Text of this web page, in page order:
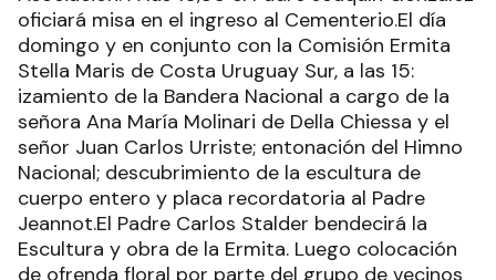
oficiará misa en el ingreso al Cementerio.El día
domingo y en conjunto con la Comisión Ermita
Stella Maris de Costa Uruguay Sur, a las 15:
izamiento de la Bandera Nacional a cargo de la
señora Ana María Molinari de Della Chiessa y el
señor Juan Carlos Urriste; entonación del Himno
Nacional; descubrimiento de la escultura de
cuerpo entero y placa recordatoria al Padre
Jeannot.El Padre Carlos Stalder bendecirá la
Escultura y obra de la Ermita. Luego colocación
de ofrenda floral por parte del grupo de vecinos